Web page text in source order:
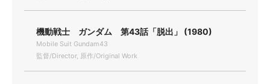
機動戦士 ガンダム 第43話「脱出」 (1980)
Mobile Suit Gundam43
監督/Director, 原作/Original Work